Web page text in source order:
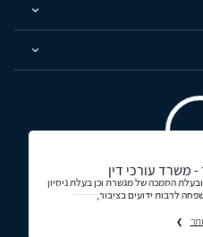
- משרד עורכי דין
מנהלת פורום המשפחה באתר din.co.il ובעלת הסמכה של מגשרת וכן בעלת ניסיון